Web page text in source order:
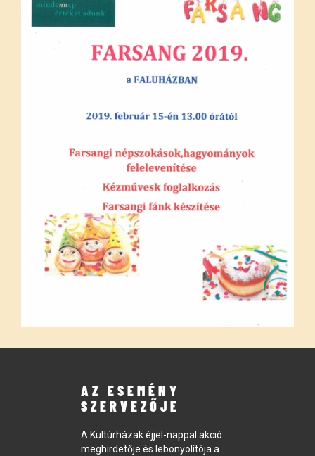
AZ ESEMÉNY
SZERVEZŐJE
A Kultúrházak éjjel-nappal akció
meghirdetője és lebonyolítója a